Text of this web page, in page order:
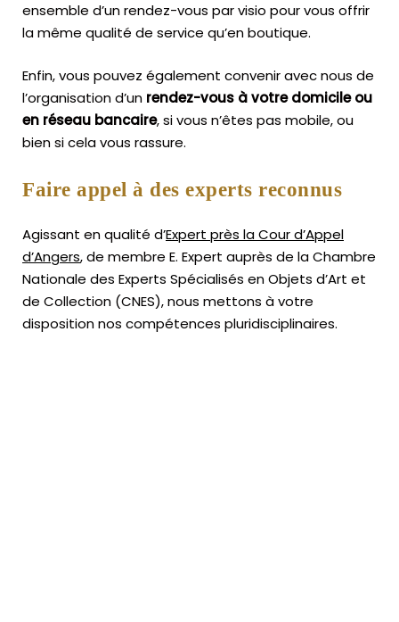
ensemble d’un rendez-vous par visio pour vous offrir
la même qualité de service qu’en boutique.
Enfin, vous pouvez également convenir avec nous de
l’organisation d’un rendez-vous à votre domicile ou
en réseau bancaire, si vous n’êtes pas mobile, ou
bien si cela vous rassure.
Faire appel à des experts reconnus
Agissant en qualité d’Expert près la Cour d’Appel
d’Angers, de membre E. Expert auprès de laChambre
Nationale des Experts Spécialisés en Objets d’Art et
de Collection (CNES),nous mettons à votre
disposition nos compétences pluridisciplinaires.